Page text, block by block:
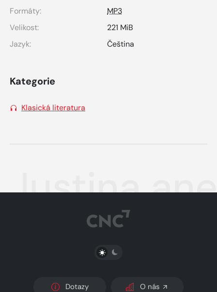
Formáty:
MP3
Velikost:
221 MiB
Jazyk:
Čeština
Kategorie
Klasická literatura
Justina
PŘEPNOUT SVĚTLÝ/TMAVÝ REŽIM
Dotazy O nás